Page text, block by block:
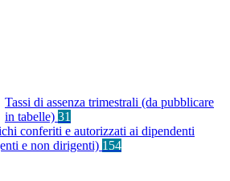
Tassi di assenza trimestrali (da pubblicare
in tabelle) 31
conferiti e autorizzati ai dipendenti
e non dirigenti) 154